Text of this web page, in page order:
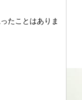
たことはありま